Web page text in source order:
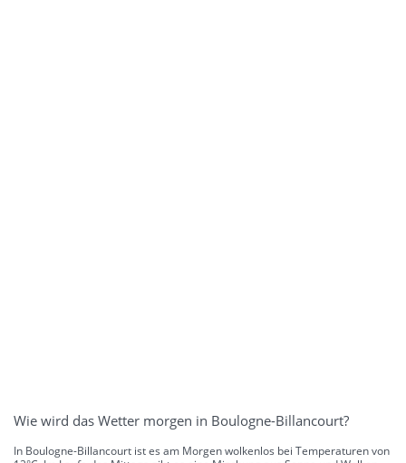
Wie wird das Wetter morgen in Boulogne-Billancourt?
In Boulogne-Billancourt ist es am Morgen wolkenlos bei Temperaturen von